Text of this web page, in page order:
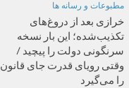
مطبوعات و رسانه ها
خرازی بعد از دروغ‌های
تکذیب‌شده؛ این بار نسخه
سرنگونی دولت را پیچید /
وقتی رویای قدرت جای قانون
را می‌گیرد